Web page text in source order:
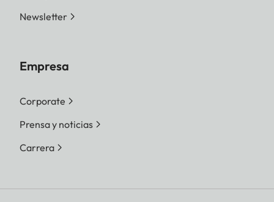
Newsletter
Empresa
Corporate
Prensa y noticias
Carrera